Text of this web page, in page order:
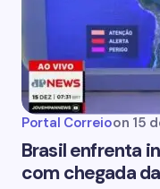
Portal Correioon 15
Brasil enfrenta
com chegada